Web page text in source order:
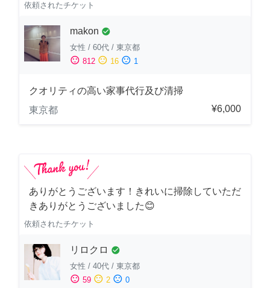
依頼されたチケット
makon check_circle
女性 / 60代 / 東京都
sentiment_satisfied 812 sentiment_neutral 16 sentiment_dissatisfied 1
クオリティの高い家事代行及び清掃
東京都
¥6,000
ありがとうございます！きれいに掃除していただ
きありがとうございました😊
依頼されたチケット
リロクロ check_circle
女性 / 40代 / 東京都
sentiment_satisfied 59 sentiment_neutral 2 sentiment_dissatisfied 0